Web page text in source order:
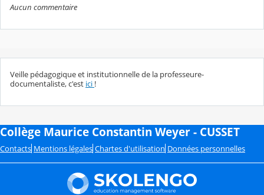
Aucun commentaire
Veille pédagogique et institutionnelle de la professeure-
documentaliste, c'est ici !
Collège Maurice Constantin Weyer - CUSSET
Contacts Mentions légales Chartes d'utilisation Données personnelles